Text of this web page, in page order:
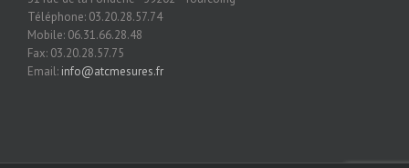
Téléphone: 03.20.28.57.74
Mobile: 06.31.66.28.48
Fax: 03.20.28.57.75
Email: info@atcmesures.fr